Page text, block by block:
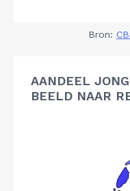
Bron:
AANDEEL
BEELD NAAR